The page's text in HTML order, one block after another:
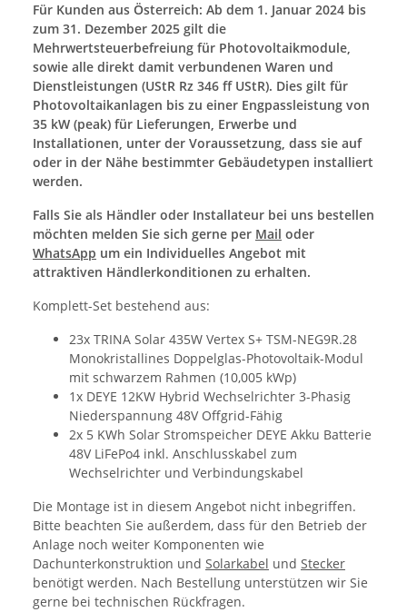
Für Kunden aus Österreich: Ab dem 1. Januar 2024 bis
zum 31. Dezember 2025 gilt die
Mehrwertsteuerbefreiung für Photovoltaikmodule,
sowie alle direkt damit verbundenen Waren und
Dienstleistungen (UStR Rz 346 ff UStR). Dies gilt für
Photovoltaikanlagen bis zu einer Engpassleistung von
35 kW (peak) für Lieferungen, Erwerbe und
Installationen, unter der Voraussetzung, dass sie auf
oder in der Nähe bestimmter Gebäudetypen installiert
werden.
Falls Sie als Händler oder Installateur bei uns bestellen
möchten melden Sie sich gerne per Mail oder
WhatsApp um ein Individuelles Angebot mit
attraktiven Händlerkonditionen zu erhalten.
Komplett-Set bestehend aus:
23x TRINA Solar 435W Vertex S+ TSM-NEG9R.28
Monokristallines Doppelglas-Photovoltaik-Modul
mit schwarzem Rahmen (10,005 kWp)
1x DEYE 12KW Hybrid Wechselrichter 3-Phasig
Niederspannung 48V Offgrid-Fähig
2x 5 KWh Solar Stromspeicher DEYE Akku Batterie
48V LiFePo4 inkl. Anschlusskabel zum
Wechselrichter und Verbindungskabel
Die Montage ist in diesem Angebot nicht inbegriffen.
Bitte beachten Sie außerdem, dass für den Betrieb der
Anlage noch weiter Komponenten wie
Dachunterkonstruktion und Solarkabel und Stecker
benötigt werden. Nach Bestellung unterstützen wir Sie
gerne bei technischen Rückfragen.